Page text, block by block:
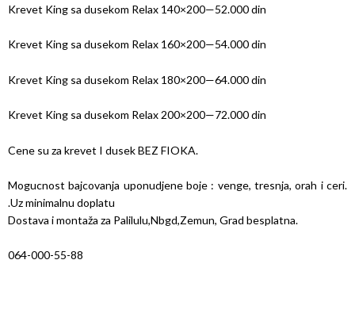
Krevet King sa dusekom Relax 140×200—52.000 din
Krevet King sa dusekom Relax 160×200—54.000 din
Krevet King sa dusekom Relax 180×200—64.000 din
Krevet King sa dusekom Relax 200×200—72.000 din
Cene su za krevet I dusek BEZ FIOKA.
Mogucnost bajcovanja uponudjene boje : venge, tresnja, orah i ceri.
.Uz minimalnu doplatu
Dostava i montaža za Palilulu,Nbgd,Zemun, Grad besplatna.
064-000-55-88